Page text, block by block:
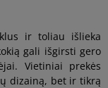
ir toliau išlieka
gali išgirsti gero
Vietiniai prekės
dizainą, bet ir tikrą